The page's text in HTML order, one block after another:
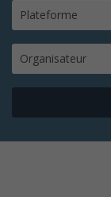
Plateforme
Organisateur